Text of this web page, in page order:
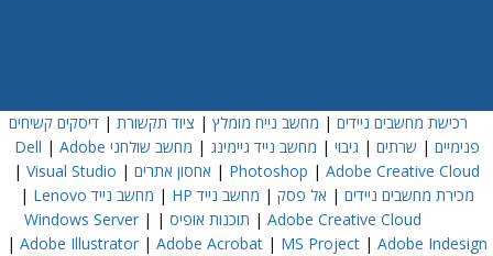
רכישת מחשבים ניידים | מחשב נייח מומלץ | ציוד תקשורת |דיסקים קשיחים
פנימיים | שרתים | גיבוי | מחשב נייד גיימינג | מחשב שולחני Dell | Adobe
Photoshop | Adobe Creative Cloud
| אחסון אתרים |
Visual Studio
|
מכירת מחשבים ניידים | אל פסק | מחשב נייד HP | מחשב נייד Lenovo
|
Adobe Creative Cloud
| תוכנות אופיס |
Windows Server|
Adobe Illustrator| Adobe Acrobat| MS Project| Adobe Indesign
|